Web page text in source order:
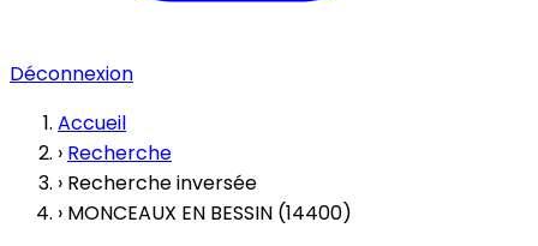
Déconnexion
Accueil
› Recherche
› Recherche inversée
› MONCEAUX EN BESSIN (14400)